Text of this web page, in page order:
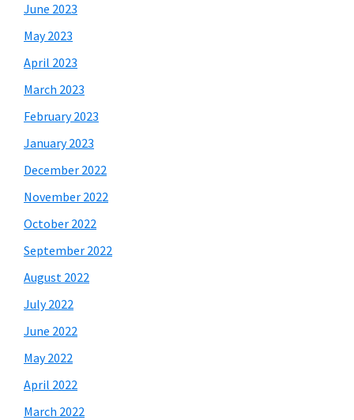
June 2023
May 2023
April 2023
March 2023
February 2023
January 2023
December 2022
November 2022
October 2022
September 2022
August 2022
July 2022
June 2022
May 2022
April 2022
March 2022